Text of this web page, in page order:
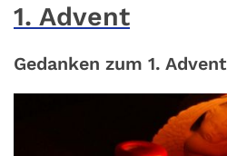
1. Advent
Gedanken zum 1. Advent